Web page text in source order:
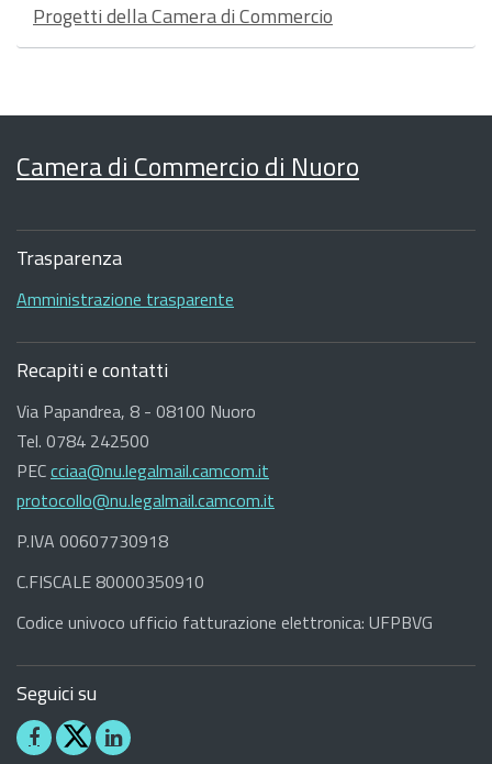
Progetti della Camera di Commercio
Camera di Commercio di Nuoro
Sezione
Footer
Trasparenza
Amministrazione trasparente
Recapiti e contatti
Via Papandrea, 8 - 08100 Nuoro
Tel. 0784 242500
PECcciaa@nu.legalmail.camcom.it
protocollo@nu.legalmail.camcom.it
P.IVA 00607730918
C.FISCALE 80000350910
Codice univoco ufficio fatturazione elettronica: UFPBVG
Seguici su
Seguici
Seguici